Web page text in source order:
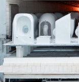
Tip
Combineer
een perfect
los mee.